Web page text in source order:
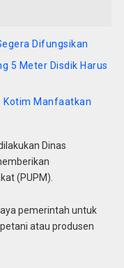
Difungsikan
5 Meter Disdik Harus
Kotim Manfaatkan
Dinas
(PUPM).
pemerintah untuk
atau produsen